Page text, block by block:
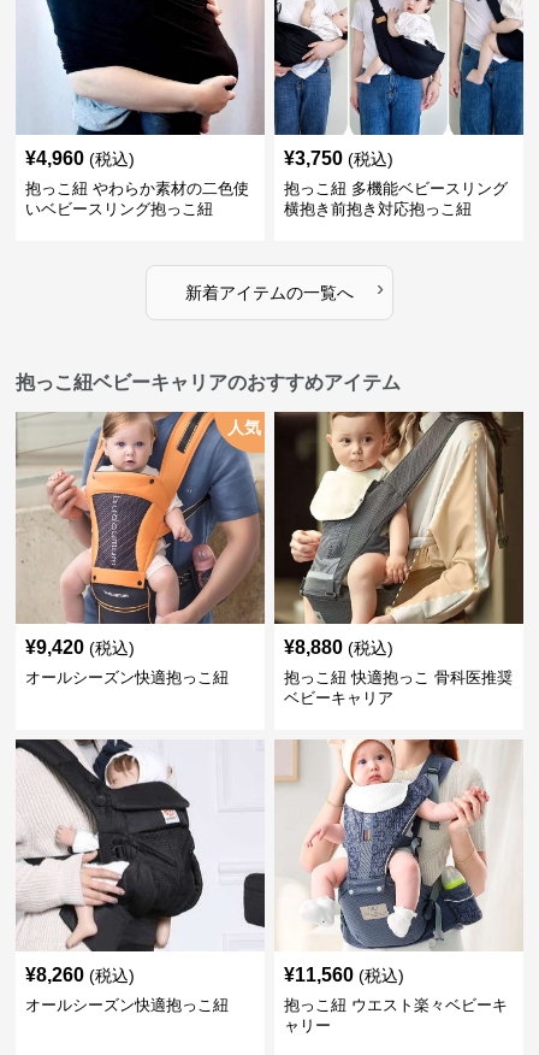
¥4,960 (税込)
抱っこ紐 やわらか素材の二色使
いベビースリング抱っこ紐
¥3,750 (税込)
抱っこ紐 多機能ベビースリング
横抱き前抱き対応抱っこ紐
新着アイテムの一覧へ ›
抱っこ紐ベビーキャリアのおすすめアイテム
人気
¥9,420 (税込)
オールシーズン快適抱っこ紐
¥8,880 (税込)
抱っこ紐 快適抱っこ 骨科医推奨
ベビーキャリア
¥8,260 (税込)
オールシーズン快適抱っこ紐
¥11,560 (税込)
抱っこ紐 ウエスト楽々ベビーキ
ャリー